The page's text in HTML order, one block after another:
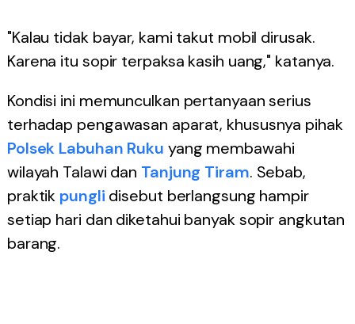
"Kalau tidak bayar, kami takut mobil dirusak.
Karena itu sopir terpaksa kasih uang," katanya.
Kondisi ini memunculkan pertanyaan serius
terhadap pengawasan aparat, khususnya pihak
Polsek Labuhan Ruku yang membawahi
wilayah Talawi dan Tanjung Tiram. Sebab,
praktik pungli disebut berlangsung hampir
setiap hari dan diketahui banyak sopir angkutan
barang.